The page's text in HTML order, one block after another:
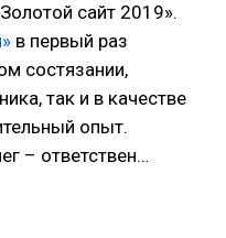
сайт 2019».
в первый раз
состязании,
так и в качестве
опыт.
– ответствен…